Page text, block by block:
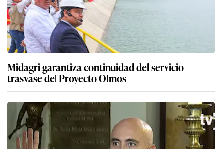
Midagri garantiza continuidad del servicio
trasvase del Proyecto Olmos